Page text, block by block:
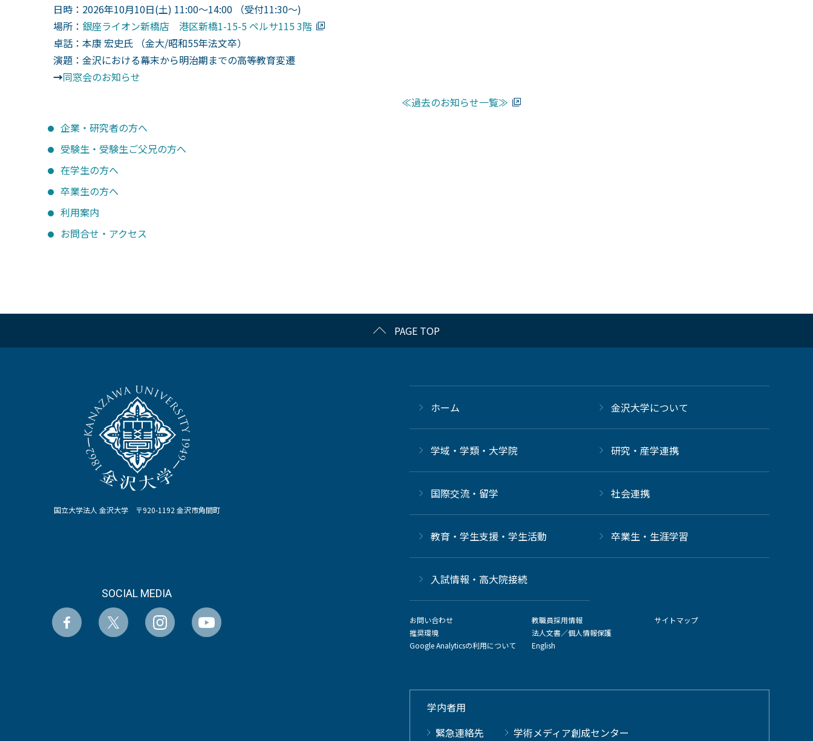
日時：2026年10月10日(土) 11:00～14:00
（受付11:30～)
場所： 銀座ライオン新橋店 港区新橋1-15-5 ペルサ115 3階
卓話： 本康 宏史氏 （金大/昭和55年法文卒）
演題： 金沢における幕末から明治期までの高等教育変遷
→同窓会のお知らせ
≪過去のお知らせ一覧≫
企業・研究者の方へ
受験生・受験生ご父兄の方へ
在学生の方へ
卒業生の方へ
利用案内
お問合せ・アクセス
PAGE TOP
国立大学法人 金沢大学 〒920-1192 金沢市角間町
SOCIAL MEDIA
ホーム 金沢大学について
学域・学類・大学院 研究・産学連携
国際交流・留学 社会連携
教育・学生支援・学生活動 卒業生・生涯学習
⼊試情報・高大院接続
お問い合わせ
推奨環境
Google Analyticsの利用について
教職員採用情報
法人文書／個人情報保護
English
サイトマップ
学内者用
緊急連絡先
学術メディア創成センター